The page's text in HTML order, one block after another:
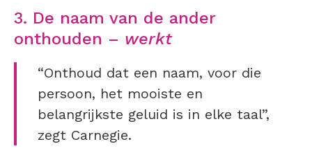
3. De naam van de ander
onthouden – werkt
“Onthoud dat een naam, voor die
persoon, het mooiste en
belangrijkste geluid is in elke taal”,
zegt Carnegie.